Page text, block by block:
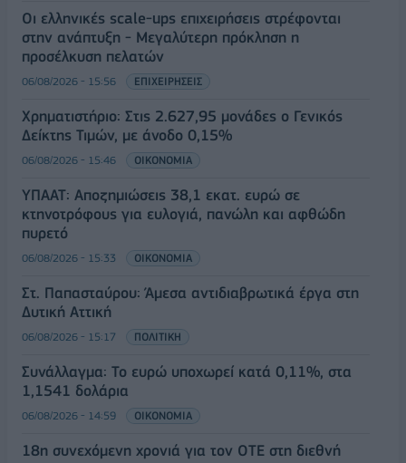
Οι ελληνικές scale-ups επιχειρήσεις στρέφονται
στην ανάπτυξη - Μεγαλύτερη πρόκληση η
προσέλκυση πελατών
06/08/2026 - 15:56 ΕΠΙΧΕΙΡΗΣΕΙΣ
Χρηματιστήριο: Στις 2.627,95 μονάδες ο Γενικός
Δείκτης Τιμών, με άνοδο 0,15%
06/08/2026 - 15:46 ΟΙΚΟΝΟΜΙΑ
ΥΠΑΑΤ: Αποζημιώσεις 38,1 εκατ. ευρώ σε
κτηνοτρόφους για ευλογιά, πανώλη και αφθώδη
πυρετό
06/08/2026 - 15:33 ΟΙΚΟΝΟΜΙΑ
Στ. Παπασταύρου: Άμεσα αντιδιαβρωτικά έργα στη
Δυτική Αττική
06/08/2026 - 15:17 ΠΟΛΙΤΙΚΗ
Συνάλλαγμα: Το ευρώ υποχωρεί κατά 0,11%, στα
1,1541 δολάρια
06/08/2026 - 14:59 ΟΙΚΟΝΟΜΙΑ
18η συνεχόμενη χρονιά για τον ΟΤΕ στη διεθνή